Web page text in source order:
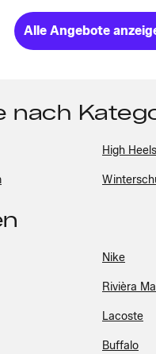
Alle Angebote
nach
High Heels
Nike
Rivièra
Lacoste
Buffalo